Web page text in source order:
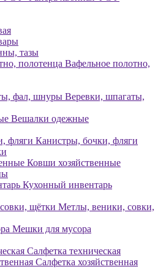
тазы
Вафельное полотно,
Веревки, шпагаты,
Вешалки одежные
Канистры, бочки, фляги
Ковши хозяйственные
Кухонный инвентарь
Метлы, веники, совки,
Мешки для мусора
Салфетка техническая
Салфетка хозяйственная